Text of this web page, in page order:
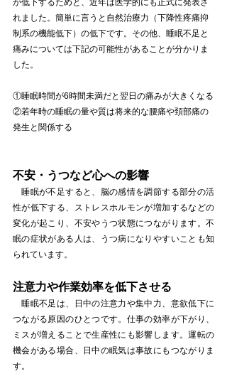
が低下するためと、近年は医学的にも正式に発表さ
れました。簡単に言うと自然治療力（下降性疼痛抑
制系の機能低下）の低下です。その他、睡眠不足と
痛みについては下記の可能性があることが分かりま
した。
①睡眠時間が6時間未満だと翌日の痛みが大きくなる
②若年時の睡眠の量や質は将来的な腰痛や頚部痛の
発生と関係する
不安・うつなど心への影響
睡眠が不足すると、脳の感情を調節する部分の活
性が低下する、ストレスホルモンが増加するなどの
変化が起こり、不安やうつ状態につながります。不
眠の症状がある人は、うつ病になりやすいことも知
られています。
注意力や作業効率を低下させる
睡眠不足は、日中の注意力や集中力、意欲低下に
つながる原因のひとつです。仕事の効率が下がり、
ミスが増えることで生産性にも影響します。運転の
機会がある場合、日中の眠気は事故にもつながりま
す。